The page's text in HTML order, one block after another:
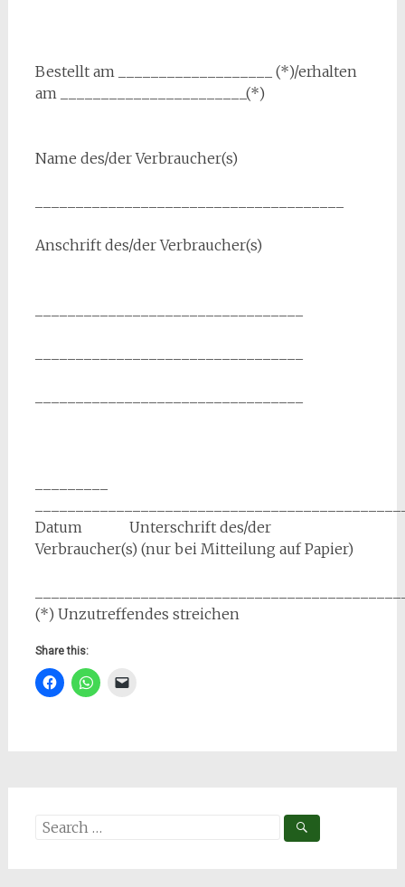
Bestellt am ___________________ (*)/erhalten
am _______________________(*)
Name des/der Verbraucher(s)
Anschrift des/der Verbraucher(s)
Datum Unterschrift des/der
Verbraucher(s) (nur bei Mitteilung auf Papier)
(*) Unzutreffendes streichen
Share this:
Search